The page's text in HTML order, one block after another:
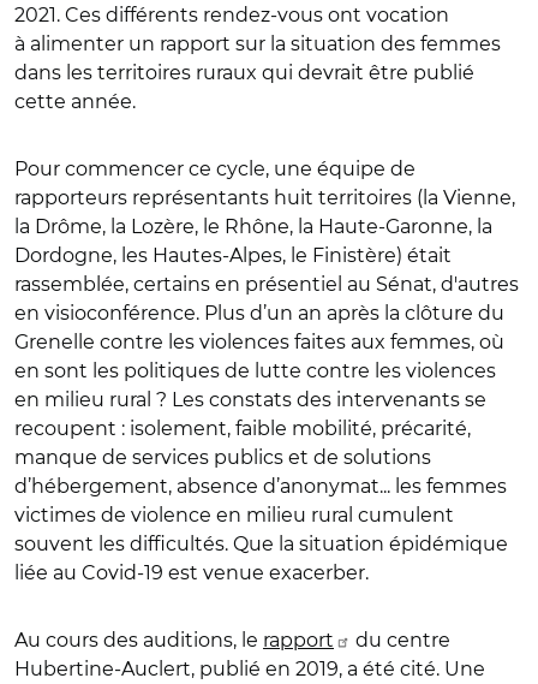
2021. Ces différents rendez-vous ont vocation
à alimenter un rapport sur la situation des femmes
dans les territoires ruraux qui devrait être publié
cette année.
Pour commencer ce cycle, une équipe de
rapporteurs représentants huit territoires (la Vienne,
la Drôme, la Lozère, le Rhône, la Haute-Garonne, la
Dordogne, les Hautes-Alpes, le Finistère) était
rassemblée, certains en présentiel au Sénat, d'autres
en visioconférence. Plus d’un an après la clôture du
Grenelle contre les violences faites aux femmes, où
en sont les politiques de lutte contre les violences
en milieu rural ? Les constats des intervenants se
recoupent : isolement, faible mobilité, précarité,
manque de services publics et de solutions
d’hébergement, absence d’anonymat... les femmes
victimes de violence en milieu rural cumulent
souvent les difficultés. Que la situation épidémique
liée au Covid-19 est venue exacerber.
Au cours des auditions, le rapport
du centre
Hubertine-Auclert, publié en 2019, a été cité. Une